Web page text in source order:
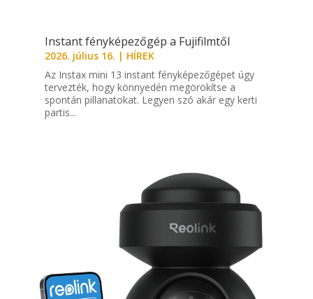
Instant fényképezőgép a Fujifilmtől
2026. július 16. | HÍREK
Az Instax mini 13 instant fényképezőgépet úgy
tervezték, hogy könnyedén megörökítse a
spontán pillanatokat. Legyen szó akár egy kerti
partis...